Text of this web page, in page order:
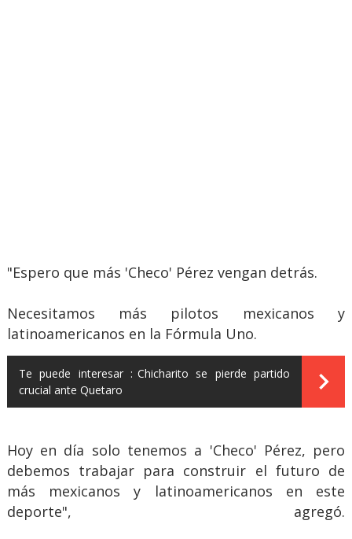
"Espero que más 'Checo' Pérez vengan detrás.
Necesitamos más pilotos mexicanos y
latinoamericanos en la Fórmula Uno.
Te puede interesar : Chicharito se pierde partido
crucial ante Quetaro
Hoy en día solo tenemos a 'Checo' Pérez, pero
debemos trabajar para construir el futuro de
más mexicanos y latinoamericanos en este
deporte", agregó.